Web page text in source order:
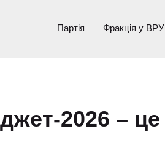
Партія Фракція у ВРУ
2026 – це